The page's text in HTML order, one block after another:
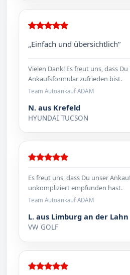
„Einfach und übersichtlich“
Vielen Dank! Es freut uns, dass
Ankaufsformular zufrieden bist.
Team Autoankauf ADAM
N. aus Krefeld
HYUNDAI TUCSON
Es freut uns, dass Du unser
unkompliziert empfunden hast.
Team Autoankauf ADAM
L. aus Limburg an der Lahn
VW GOLF